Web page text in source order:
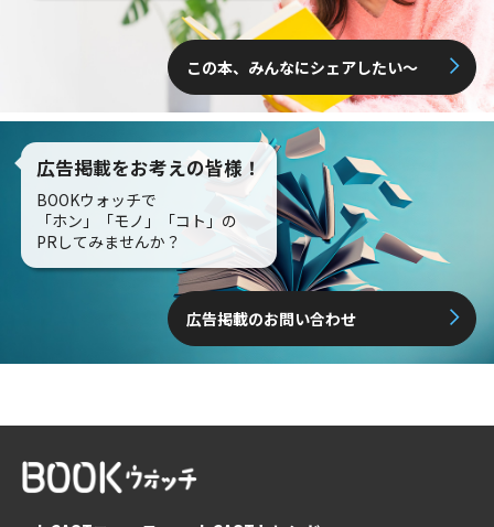
この本、みんなにシェアしたい〜
広告掲載をお考えの皆様！
BOOKウォッチで
「ホン」「モノ」「コト」の
PRしてみませんか？
広告掲載のお問い合わせ